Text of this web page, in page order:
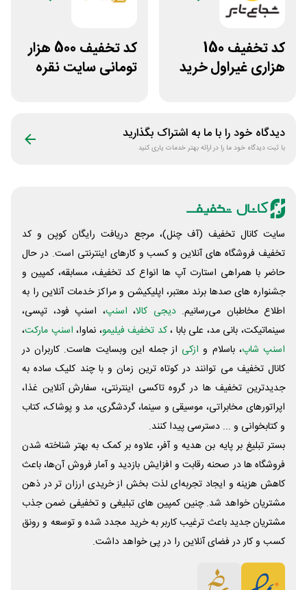
کد تخفیف 150
هزاری غیراول خرید
کد تخفیف 500 هزار
تومانی سایت نقره
دیدگاه خود را با ما به اشتراک بگذارید
با ثبت دیدگاه خود ما را در ارائه بهتر خدمات یاری کنید
سایت کانال تخفیف (آف چنل)، مرجع دریافت رایگان کوپن و کد
تخفیف فروشگاه های آنلاین و کسب و‌ کارهای اینترنتی است. در حال
حاضر با همراهی استارت آپ ها انواع کد تخفیف، مسابقه، کمپین و
جشنواره های صدها برند معتبر، اپلیکیشن و مراکز خدمات آنلاین را به
اطلاع مخاطبان می‌رسانیم. دیجی کالا، اسنپ، اسنپ فود، تپسی،
سینماتیکت، بانی مد، علی‌ بابا ،کد تخفیف فیلیمو، نماوا، اسنپ مارکت،
اسنپ شاپ، باسلام و ازکی از جمله این وبسایت ‌هاست. کاربران در
کانال تخفیف می توانند در کوتاه ترین زمان و با چند کلیک ساده به
جدیدترین تخفیف ها در گروه تاکسی اینترنتی، سفارش آنلاین غذا،
اپراتورهای مخابراتی، موسیقی و سینما، گردشگری، مد و پوشاک، کتاب
و کتابخوانی و ... دسترسی پیدا کنند.
بستر تبلیغ بر پایه بن هدیه و آفر، علاوه بر کمک به بهتر شناخته شدن
فروشگاه ها در صحنه رقابت و افزایش بازدید و آمار فروش آن‌ها، باعث
کاهش هزینه و ایجاد تجربه‌ای لذت بخش از خریدی ارزان تر در ذهن
مشتریان خواهد شد. چنین کمپین های تبلیغی و تخفیفی ضمن جذب
مشتریان جدید باعث ترغیب کاربر به خرید مجدد شده و توسعه و رونق
کسب و کار در فضای آنلاین را در پی خواهد داشت.